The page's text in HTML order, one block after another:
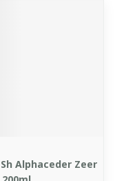
Alphaceder Zeer